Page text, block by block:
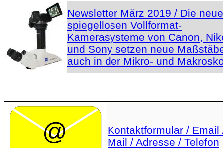
Newsletter März 2019 / Die
spiegellosen Vollformat-
Kamerasysteme von Canon,
und Sony setzen neue
auch in der Mikro- und
Kontaktformular / Email
Mail / Adresse / Telefon